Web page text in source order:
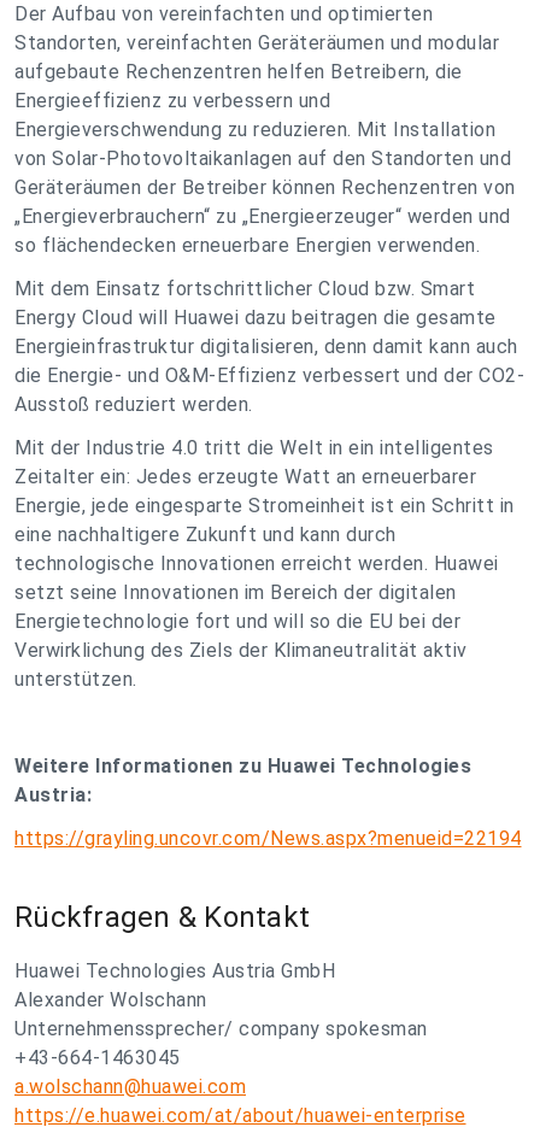
Der Aufbau von vereinfachten und optimierten
Standorten, vereinfachten Geräteräumen und modular
aufgebaute Rechenzentren helfen Betreibern, die
Energieeffizienz zu verbessern und
Energieverschwendung zu reduzieren. Mit Installation
von Solar-Photovoltaikanlagen auf den Standorten und
Geräteräumen der Betreiber können Rechenzentren von
„Energieverbrauchern“ zu „Energieerzeuger“ werden und
so flächendecken erneuerbare Energien verwenden.
Mit dem Einsatz fortschrittlicher Cloud bzw. Smart
Energy Cloud will Huawei dazu beitragen die gesamte
Energieinfrastruktur digitalisieren, denn damit kann auch
die Energie- und O&M-Effizienz verbessert und der CO2-
Ausstoß reduziert werden.
Mit der Industrie 4.0 tritt die Welt in ein intelligentes
Zeitalter ein: Jedes erzeugte Watt an erneuerbarer
Energie, jede eingesparte Stromeinheit ist ein Schritt in
eine nachhaltigere Zukunft und kann durch
technologische Innovationen erreicht werden. Huawei
setzt seine Innovationen im Bereich der digitalen
Energietechnologie fort und will so die EU bei der
Verwirklichung des Ziels der Klimaneutralität aktiv
unterstützen.
Weitere Informationen zu Huawei Technologies
Austria:
https://grayling.uncovr.com/News.aspx?menueid=22194
Rückfragen & Kontakt
Huawei Technologies Austria GmbH
Alexander Wolschann
Unternehmenssprecher/ company spokesman
+43-664-1463045
a.wolschann@huawei.com
https://e.huawei.com/at/about/huawei-enterprise